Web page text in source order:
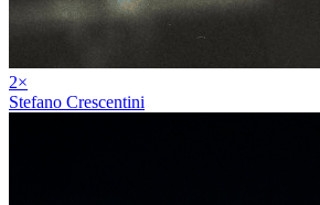
2×
Stefano Crescentini